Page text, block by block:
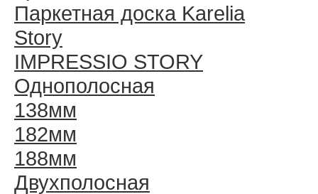
Паркетная доска Karelia
Story
IMPRESSIO STORY
Однополосная
138мм
182мм
188мм
Двухполосная